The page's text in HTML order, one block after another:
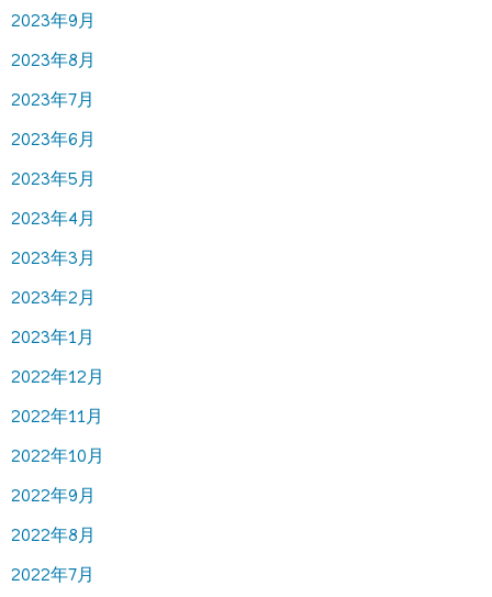
2023年9月
2023年8月
2023年7月
2023年6月
2023年5月
2023年4月
2023年3月
2023年2月
2023年1月
2022年12月
2022年11月
2022年10月
2022年9月
2022年8月
2022年7月